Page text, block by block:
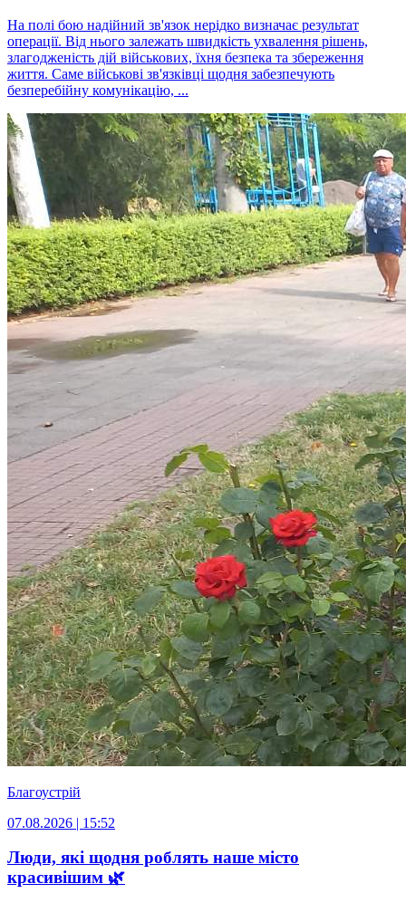
На полі бою надійний зв'язок нерідко визначає результат
операції. Від нього залежать швидкість ухвалення рішень,
злагодженість дій військових, їхня безпека та збереження
життя. Саме військові зв'язківці щодня забезпечують
безперебійну комунікацію, ...
Благоустрій
07.08.2026 | 15:52
Люди, які щодня роблять наше місто
красивішим 🌿